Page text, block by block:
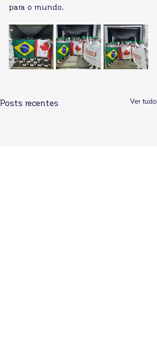
para o mundo.
Posts recentes Ver tudo